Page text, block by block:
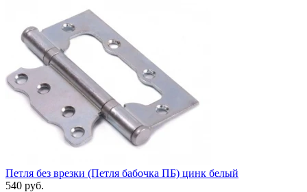
Петля без врезки (Петля бабочка ПБ) цинк белый
540 руб.